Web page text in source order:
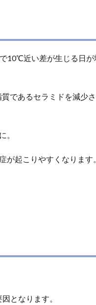
10℃近い差が生じる日が
であるセラミドを減少
。
起こりやすくなります。
となります。